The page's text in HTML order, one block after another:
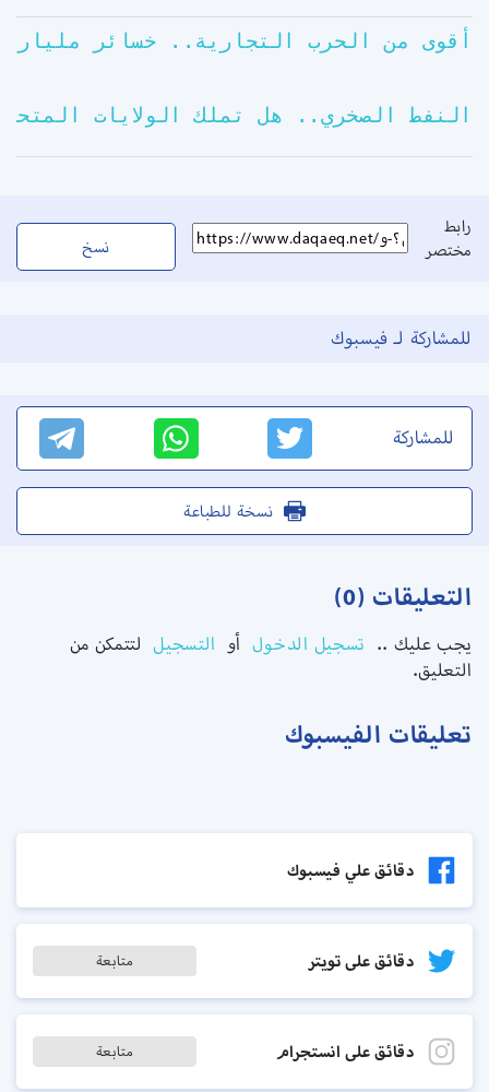
أقوى من الحرب التجارية.. خسائر
النفط الصخري.. هل تملك الولايات
رابط
مختصر
نسخ
للمشاركة لـ فيسبوك
للمشاركة
نسخة للطباعة
التعليقات (0)
يجب عليك .. تسجيل الدخول أو التسجيل لتتمكن من
التعليق.
تعليقات الفيسبوك
دقائق علي فيسبوك
دقائق على تويتر متابعة
دقائق على انستجرام متابعة